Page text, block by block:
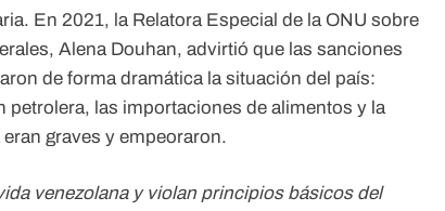
En 2021, la Relatora Especial de la ONU sobre
Alena Douhan, advirtió que las sanciones
de forma dramática la situación del país:
las importaciones de alimentos y la
graves y empeoraron.
venezolana y violan principios básicos del